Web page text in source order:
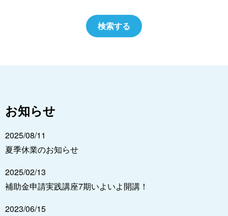
お知らせ
2025/08/11
夏季休業のお知らせ
2025/02/13
補助金申請実践講座7期いよいよ開講！
2023/06/15